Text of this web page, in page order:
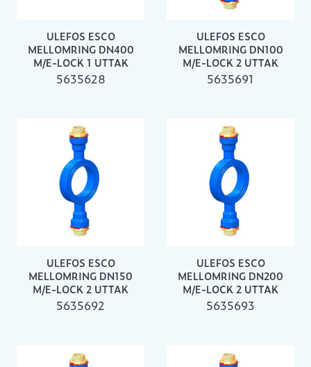
ULEFOS ESCO
MELLOMRING DN400
M/E-LOCK 1 UTTAK
5635628
ULEFOS ESCO
MELLOMRING DN100
M/E-LOCK 2 UTTAK
5635691
ULEFOS ESCO
MELLOMRING DN150
M/E-LOCK 2 UTTAK
5635692
ULEFOS ESCO
MELLOMRING DN200
M/E-LOCK 2 UTTAK
5635693